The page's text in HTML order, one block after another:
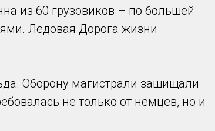
из 60 грузовиков – по большей
Ледовая Дорога жизни
Оборону магистрали защищали
не только от немцев, но и